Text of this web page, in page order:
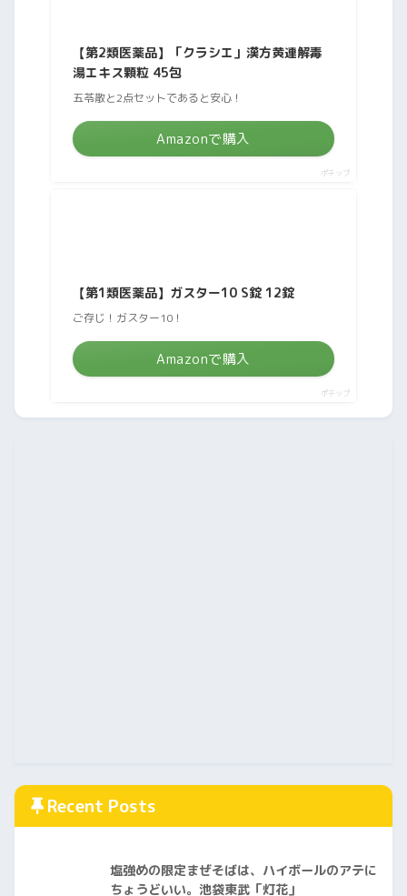
【第2類医薬品】「クラシエ」漢方黄連解毒
湯エキス顆粒 45包
五苓散と2点セットであると安心！
Amazonで購入
ポチップ
【第1類医薬品】ガスター10 S錠 12錠
ご存じ！ガスター10！
Amazonで購入
ポチップ
Recent Posts
塩強めの限定まぜそばは、ハイボールのアテに
ちょうどいい。池袋東武「灯花」